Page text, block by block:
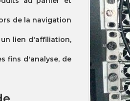
de la navigation
lien d'affiliation,
fins d'analyse, de